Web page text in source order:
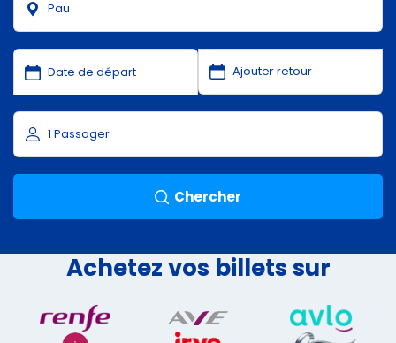
Chercher
Achetez vos billets sur